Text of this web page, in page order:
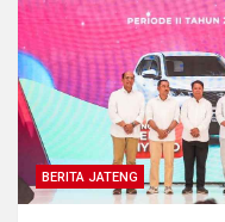
BERITA JATENG